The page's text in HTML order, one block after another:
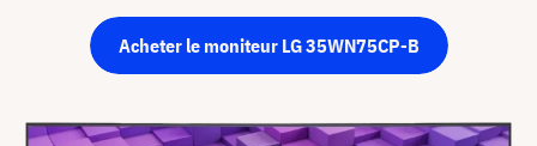
Acheter le moniteur LG 35WN75CP-B